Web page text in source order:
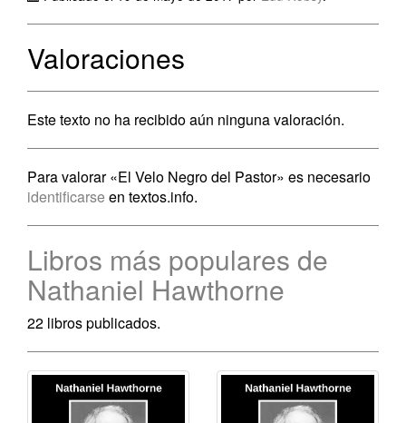
Valoraciones
Este texto no ha recibido aún ninguna valoración.
Para valorar «El Velo Negro del Pastor» es necesario
identificarse en textos.info.
Libros más populares de
Nathaniel Hawthorne
22 libros publicados.